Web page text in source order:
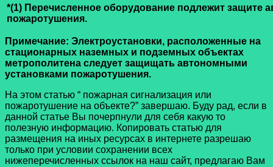
*(1) Перечисленное оборудование подлежит защите
пожаротушения.
Примечание: Электроустановки, расположенные на
стационарных наземных и подземных объектах
метрополитена следует защищать автономными
установками пожаротушения.
На этом статью “ пожарная сигнализация или
пожаротушение на объекте?” завершаю. Буду рад, если в
данной статье Вы почерпнули для себя какую то
полезную информацию. Копировать статью для
размещения на иных ресурсах в интернете разрешаю
только при условии сохранении всех
нижеперечисленных ссылок на наш сайт, предлагаю Вам